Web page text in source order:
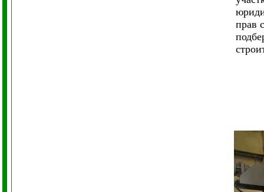
прав